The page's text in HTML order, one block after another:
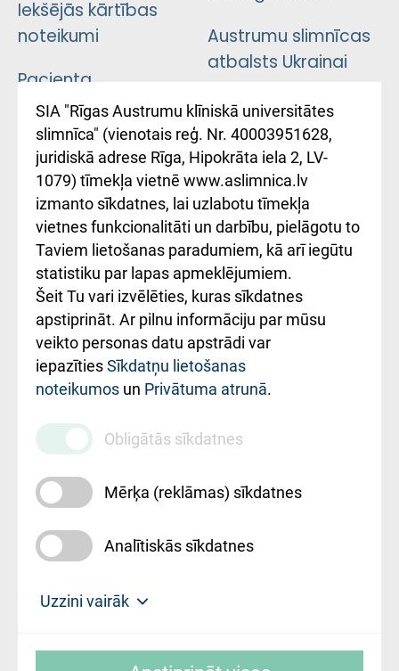
Iekšējās kārtības
noteikumi
Pacienta
atsauksmju/sūdzību
iesniegšanas
kārtība
Kā pie mums nokļūt
Rēķinu apmaksas
ceļvedis
Rekvizīti un
ārstniecības
iestādes kods
010000234
Maksas
pakalpojumu
cenrādis
Austrumu slimnīcas
atbalsts Ukrainai
Підтримка Східної
лікарні та співпраця з
Україною
SIA "Rīgas Austrumu klīniskā universitātes
slimnīca" (vienotais reģ. Nr. 40003951628,
juridiskā adrese Rīga, Hipokrāta iela 2, LV-
1079) tīmekļa vietnē www.aslimnica.lv
izmanto sīkdatnes, lai uzlabotu tīmekļa
vietnes funkcionalitāti un darbību, pielāgotu to
Taviem lietošanas paradumiem, kā arī iegūtu
statistiku par lapas apmeklējumiem.
Šeit Tu vari izvēlēties, kuras sīkdatnes
apstiprināt. Ar pilnu informāciju par mūsu
veikto personas datu apstrādi var
iepazītiesSīkdatņu lietošanas
noteikumos un Privātuma atrunā.
Obligātās sīkdatnes
Mērķa (reklāmas) sīkdatnes
Analītiskās sīkdatnes
Uzzini vairāk
slimnīca, turpmāk – Pārzinis, sīkdatņu